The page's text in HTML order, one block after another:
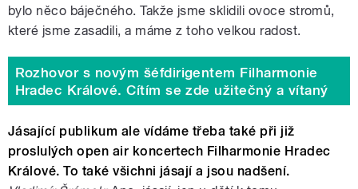
bylo něco báječného. Takže jsme sklidili ovoce stromů,
které jsme zasadili, a máme z toho velkou radost.
Rozhovor s novým šéfdirigentem Filharmonie
Hradec Králové. Cítím se zde užitečný a vítaný
Jásající publikum ale vídáme třeba také při již
proslulých open air koncertech Filharmonie Hradec
Králové. To také všichni jásají a jsou nadšení.